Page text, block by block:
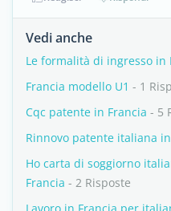
Vedi anche
Le formalità di ingresso in
Francia modello U1 - 1
Cqc patente in Francia - 5
Rinnovo patente italiana
Ho carta di soggiorno
Francia - 2 Risposte